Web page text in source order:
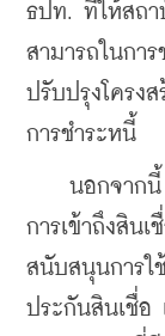
ธปท. ที่ให้สถา
สามารถในกา
ปรับปรุงโครง
การชำระหนี้
นอกจาก
การเข้าถึงสิน
สนับสนุนการใ
ประกันสินเชื่อ